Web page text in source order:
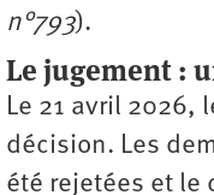
n°793).
Le jugement :
Le 21 avril 2026,
décision. Les
été rejetées et le